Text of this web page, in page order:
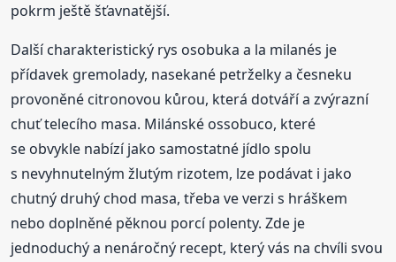
pokrm ještě šťavnatější.
Další charakteristický rys osobuka a la milanés je
přídavek gremolady, nasekané petrželky a česneku
provoněné citronovou kůrou, která dotváří a zvýrazní
chuť telecího masa. Milánské ossobuco, které
se obvykle nabízí jako samostatné jídlo spolu
s nevyhnutelným žlutým rizotem, lze podávat i jako
chutný druhý chod masa, třeba ve verzi s hráškem
nebo doplněné pěknou porcí polenty. Zde je
jednoduchý a nenáročný recept, který vás na chvíli svou